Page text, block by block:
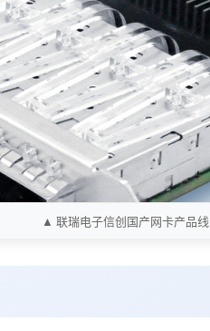
▲ 联瑞电子信创国产网卡产品线